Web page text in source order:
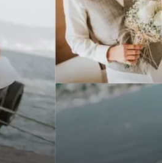
Acil ve İlkyardım